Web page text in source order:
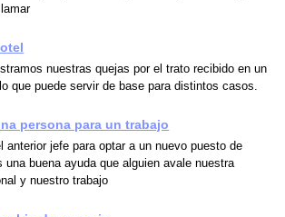
nuestras quejas por el trato recibido en un
que puede servir de base para distintos casos.
persona para un trabajo
anterior jefe para optar a un nuevo puesto de
una buena ayuda que alguien avale nuestra
y nuestro trabajo